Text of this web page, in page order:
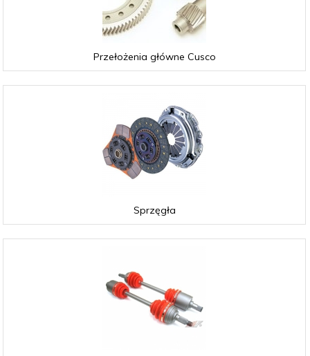
Przełożenia główne Cusco
Sprzęgła